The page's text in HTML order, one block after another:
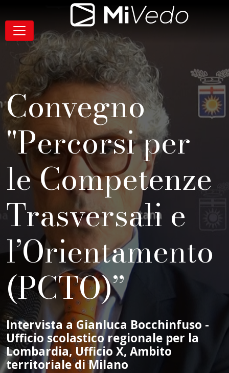
Salta alla navigazione
Navigazione
Convegno
"Percorsi per
le Competenze
Trasversali e
l’Orientamento
(PCTO)”
Intervista a Gianluca Bocchinfuso -
Ufficio scolastico regionale per la
Lombardia, Ufficio X, Ambito
territoriale di Milano